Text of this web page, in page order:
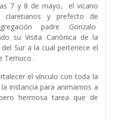
7 y 8 de mayo, el vicario
claretianos y prefecto de
padre Gonzalo
su Visita Canónica de la
Sur a la cual pertenece el
Temuco.
el vínculo con toda la
instancia para animarnos a
hermosa tarea que de